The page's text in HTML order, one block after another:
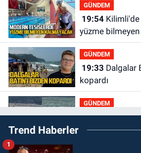
GÜNDEM
19:54Kilimli'de modern tesislerde
yüzme
GÜNDEM
19:33
kopardı
GÜNDEM
19:16Kozlu Ilıksu’da can pazarı!
Cankurtaran
Trend Haberler
1